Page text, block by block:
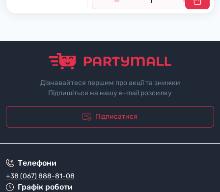
Дізнавайтеся першим про акції та знижки
Підпишіться на нашу e-mail розсилку
Підписатися
Телефони
+38 (067) 888-81-08
Графік роботи